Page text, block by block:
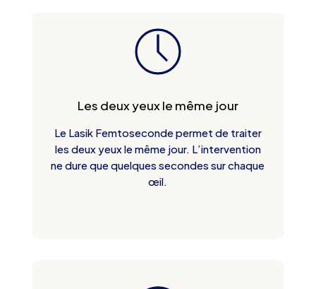
Les deux yeux le même jour
Le Lasik Femtoseconde permet de traiter
les deux yeux le même jour. L’intervention
ne dure que quelques secondes sur chaque
œil.